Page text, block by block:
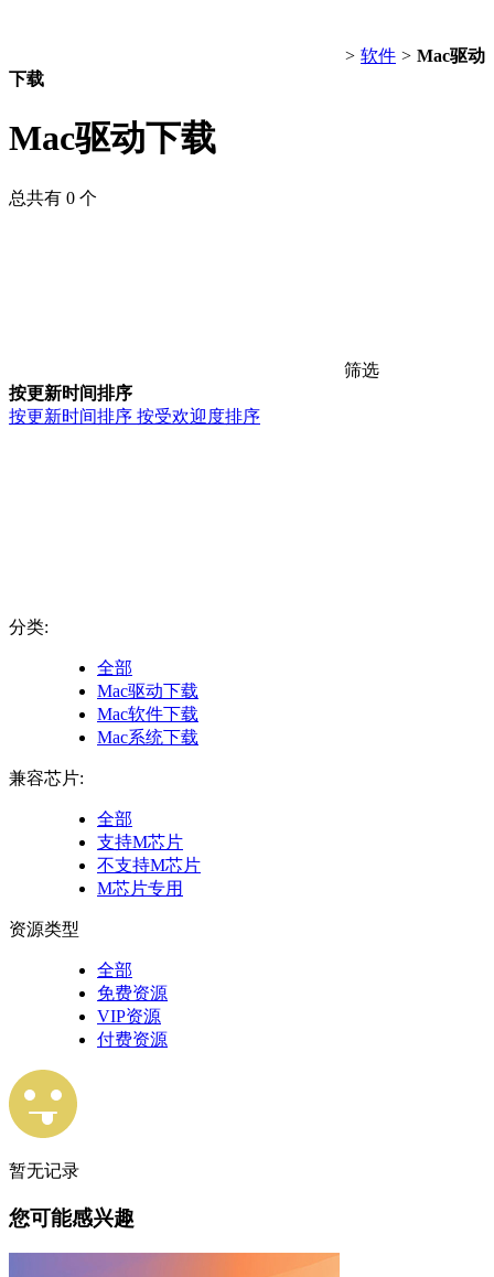
> 软件 > Mac驱动
下载
Mac驱动下载
总共有 0 个
筛选
按更新时间排序
按更新时间排序 按受欢迎度排序
分类:
全部
Mac驱动下载
Mac软件下载
Mac系统下载
兼容芯片:
全部
支持M芯片
不支持M芯片
M芯片专用
资源类型
全部
免费资源
VIP资源
付费资源
暂无记录
您可能感兴趣